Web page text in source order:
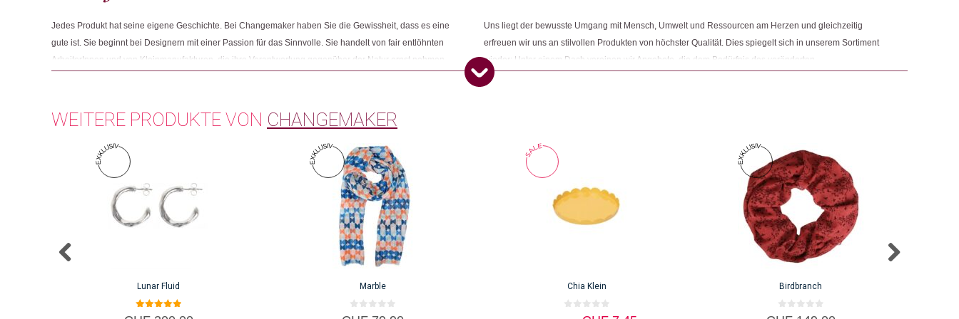
Dieses Produkt weiterempfehlen:
Jedes Produkt hat seine eigene Geschichte. Bei Changemaker haben Sie die Gewissheit, dass es eine
gute ist. Sie beginnt bei Designern mit einer Passion für das Sinnvolle. Sie handelt von fair entlöhnten
ArbeiterInnen und von Kleinmanufakturen, die ihre Verantwortung gegenüber der Natur ernst nehmen.
Uns liegt der bewusste Umgang mit Mensch, Umwelt und Ressourcen am Herzen und gleichzeitig
erfreuen wir uns an stilvollen Produkten von höchster Qualität. Dies spiegelt sich in unserem Sortiment
wieder: Unter einem Dach vereinen wir Angebote, die dem Bedürfnis des veränderten
Konsumbewusstseins nach mehr Sinn und Nachhaltigkeit sowie der Modernisierung von Fair Trade und
WEITERE PRODUKTE VON CHANGEMAKER
Lunar Fluid
5.00
Marble
0
Chia Klein Birdbranch
0